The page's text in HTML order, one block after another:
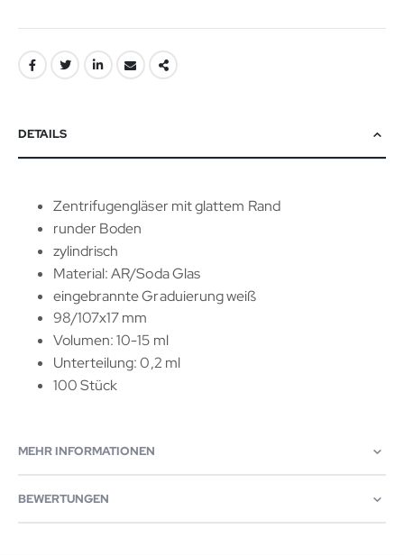
DETAILS
Zentrifugengläser mit glattem Rand
runder Boden
zylindrisch
Material: AR/Soda Glas
eingebrannte Graduierung weiß
98/107x17 mm
Volumen: 10-15 ml
Unterteilung: 0,2 ml
100 Stück
MEHR INFORMATIONEN
BEWERTUNGEN